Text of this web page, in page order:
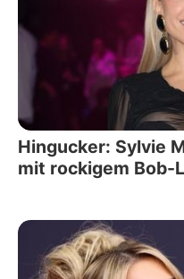
Hingucker: Sylvie
mit rockigem Bob-